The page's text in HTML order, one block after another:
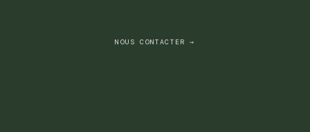
NOUS CONTACTER →